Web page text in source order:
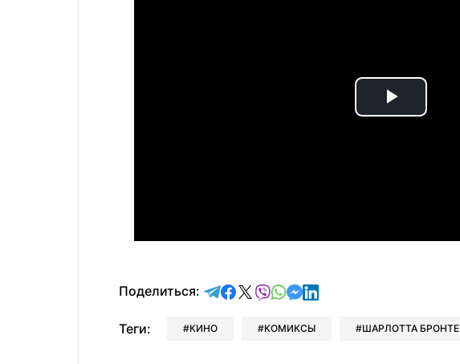
Play
Поделиться: отправить в Telegram
поделиться в Facebook
поделиться в X
отправить в Viber
отправить в Whatsapp
отправить в Messenger
отправить в LinkedIn
Теги: КИНО КОМИКСЫ ШАРЛОТТА БРОНТЕ